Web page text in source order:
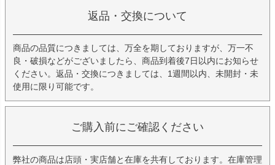
返品・交換について
商品の品質につきましては、万全を期しておりますが、万一不
良・破損などがございましたら、商品到着後7日以内にお知らせ
ください。返品・交換につきましては、1週間以内、未開封・未
使用に限り可能です。
ご購入前にご確認ください
弊社の商品は店頭・実店舗と在庫を共有しております。在庫管理